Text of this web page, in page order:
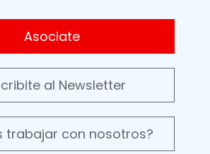
Asociate
al Newsletter
trabajar con nosotros?